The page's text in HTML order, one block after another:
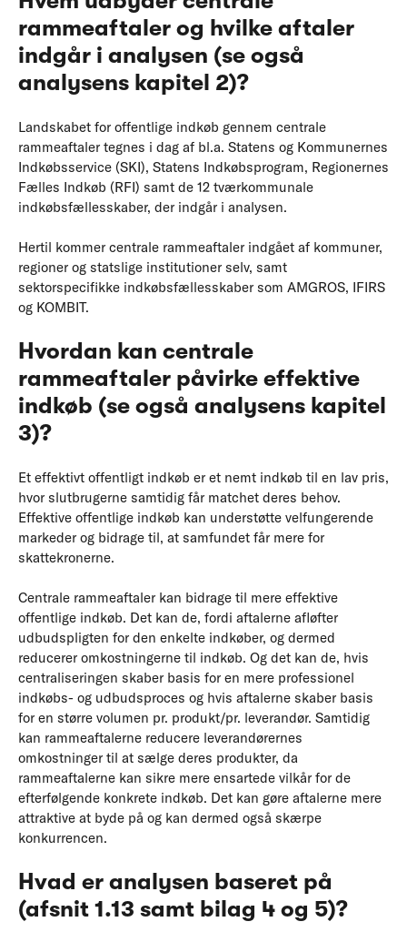
rammeaftaler og hvilke aftaler
indgår i analysen (se også
analysens kapitel 2)?
Landskabet for offentlige indkøb gennem centrale
rammeaftaler tegnes i dag af bl.a. Statens og Kommunernes
Indkøbsservice (SKI), Statens Indkøbsprogram, Regionernes
Fælles Indkøb (RFI) samt de 12 tværkommunale
indkøbsfællesskaber, der indgår i analysen.
Hertil kommer centrale rammeaftaler indgået af kommuner,
regioner og statslige institutioner selv, samt
sektorspecifikke indkøbsfællesskaber som AMGROS, IFIRS
og KOMBIT.
Hvordan kan centrale
rammeaftaler påvirke effektive
indkøb (se også analysens kapitel
3)?
Et effektivt offentligt indkøb er et nemt indkøb til en lav pris,
hvor slutbrugerne samtidig får matchet deres behov.
Effektive offentlige indkøb kan understøtte velfungerende
markeder og bidrage til, at samfundet får mere for
skattekronerne.
Centrale rammeaftaler kan bidrage til mere effektive
offentlige indkøb. Det kan de, fordi aftalerne afløfter
udbudspligten for den enkelte indkøber, og dermed
reducerer omkostningerne til indkøb. Og det kan de, hvis
centraliseringen skaber basis for en mere professionel
indkøbs- og udbudsproces og hvis aftalerne skaber basis
for en større volumen pr. produkt/pr. leverandør. Samtidig
kan rammeaftalerne reducere leverandørernes
omkostninger til at sælge deres produkter, da
rammeaftalerne kan sikre mere ensartede vilkår for de
efterfølgende konkrete indkøb. Det kan gøre aftalerne mere
attraktive at byde på og kan dermed også skærpe
konkurrencen.
Hvad er analysen baseret på
(afsnit 1.13 samt bilag 4 og 5)?